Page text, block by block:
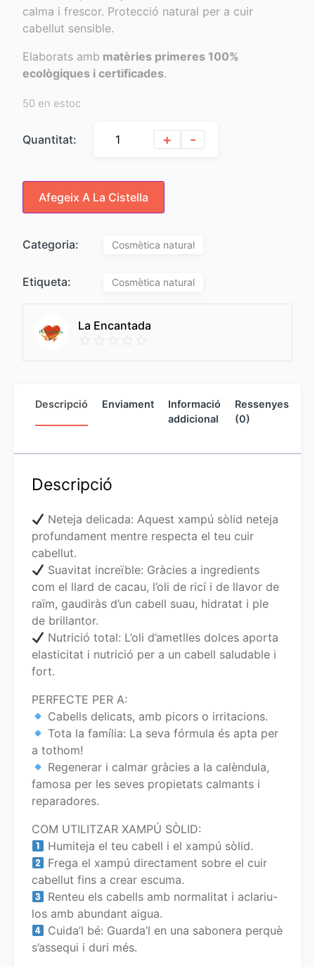
calma i frescor. Protecció natural per a cuir
cabellut sensible.
Elaborats amb matèries primeres 100%
ecològiques i certificades.
50 en estoc
Quantitat: + -
Afegeix A La Cistella
Categoria: Cosmètica natural
Etiqueta: Cosmètica natural
La Encantada
Descripció Enviament
Informació
addicional
Ressenyes
(0)
Descripció
Neteja delicada: Aquest xampú sòlid neteja
profundament mentre respecta el teu cuir
cabellut.
Suavitat increïble: Gràcies a ingredients
com el llard de cacau, l’oli de ricí i de llavor de
raïm, gaudiràs d’un cabell suau, hidratat i ple
de brillantor.
Nutrició total: L’oli d’ametlles dolces aporta
elasticitat i nutrició per a un cabell saludable i
fort.
PERFECTE PER A:
Cabells delicats, amb picors o irritacions.
Tota la família: La seva fórmula és apta per
a tothom!
Regenerar i calmar gràcies a la calèndula,
famosa per les seves propietats calmants i
reparadores.
COM UTILITZAR XAMPÚ SÒLID:
Humiteja el teu cabell i el xampú sòlid.
Frega el xampú directament sobre el cuir
cabellut fins a crear escuma.
Renteu els cabells amb normalitat i aclariu-
los amb abundant aigua.
Cuida’l bé: Guarda’l en una sabonera perquè
s’assequi i duri més.